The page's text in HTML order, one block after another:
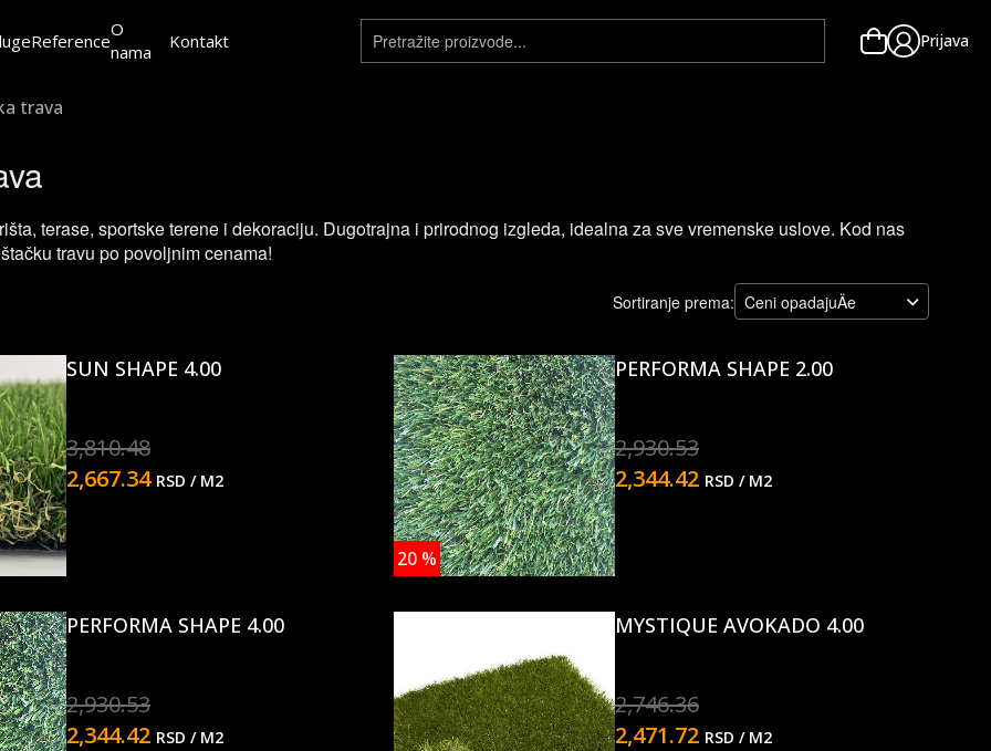
Reference
O
nama
Kontakt Prijava
trava
terase, sportske terene i dekoraciju. Dugotrajna i prirodnog izgleda, idealna za sve vremenske uslove. Kod nas
travu po povoljnim cenama!
Sortiranje prema: Ceni opadajuÄe
SUN SHAPE 4.00
3,810.48
2,667.34 RSD / M2
20 %
PERFORMA SHAPE 2.00
2,930.53
2,344.42 RSD / M2
PERFORMA SHAPE 4.00
2,930.53
2,344.42 RSD / M2
MYSTIQUE AVOKADO 4.00
2,746.36
2,471.72 RSD / M2